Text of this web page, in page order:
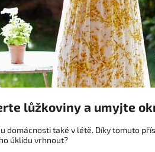
lůžkoviny a umyjte
domácnosti také v létě. Díky tomuto
úklidu vrhnout?